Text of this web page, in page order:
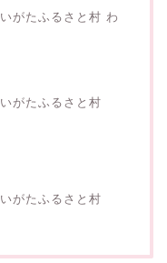
がたふるさと村 わ
がたふるさと村
がたふるさと村